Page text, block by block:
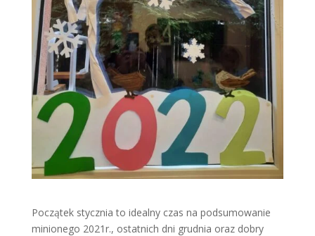
Początek stycznia to idealny czas na podsumowanie
minionego 2021r., ostatnich dni grudnia oraz dobry